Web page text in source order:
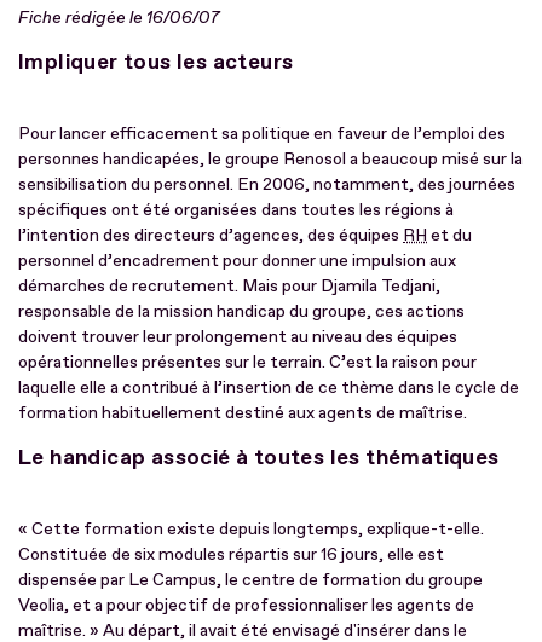
Fiche rédigée le 16/06/07
Impliquer tous les acteurs
Pour lancer efficacement sa politique en faveur de l’emploi des
personnes handicapées, le groupe Renosol a beaucoup misé sur la
sensibilisation du personnel. En 2006, notamment, des journées
spécifiques ont été organisées dans toutes les régions à
l’intention des directeurs d’agences, des équipes RH et du
personnel d’encadrement pour donner une impulsion aux
démarches de recrutement. Mais pour Djamila Tedjani,
responsable de la mission handicap du groupe, ces actions
doivent trouver leur prolongement au niveau des équipes
opérationnelles présentes sur le terrain. C’est la raison pour
laquelle elle a contribué à l’insertion de ce thème dans le cycle de
formation habituellement destiné aux agents de maîtrise.
Le handicap associé à toutes les thématiques
« Cette formation existe depuis longtemps, explique-t-elle.
Constituée de six modules répartis sur 16 jours, elle est
dispensée par Le Campus, le centre de formation du groupe
Veolia, et a pour objectif de professionnaliser les agents de
maîtrise. » Au départ, il avait été envisagé d'insérer dans le